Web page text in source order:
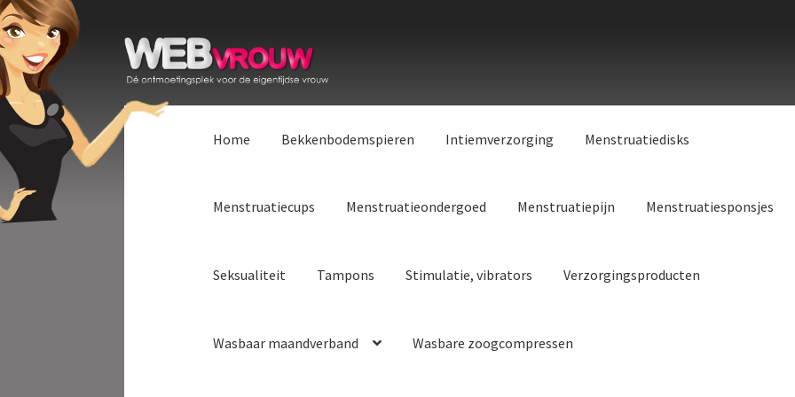
Ga
door
navigatie
Ga
naar
inhoud
Home Bekkenbodemspieren Intiemverzorging Menstruatiedisks
Menstruatiecups Menstruatieondergoed Menstruatiepijn Menstruatiesponsjes
Seksualiteit Tampons Stimulatie, vibrators Verzorgingsproducten
Wasbaar maandverband Wasbare zoogcompressen